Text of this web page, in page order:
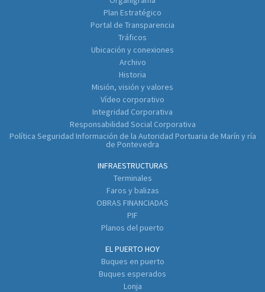
Plan Estratégico
Portal de Transparencia
Tráficos
Ubicación y conexiones
Archivo
Historia
Misión, visión y valores
Vídeo corporativo
Integridad Corporativa
Responsabilidad Social Corporativa
Política Seguridad Información de la Autoridad Portuaria de Marín y ría
de Pontevedra
INFRAESTRUCTURAS
Terminales
Faros y balizas
OBRAS FINANCIADAS
PIF
Planos del puerto
EL PUERTO HOY
Buques en puerto
Buques esperados
Lonja